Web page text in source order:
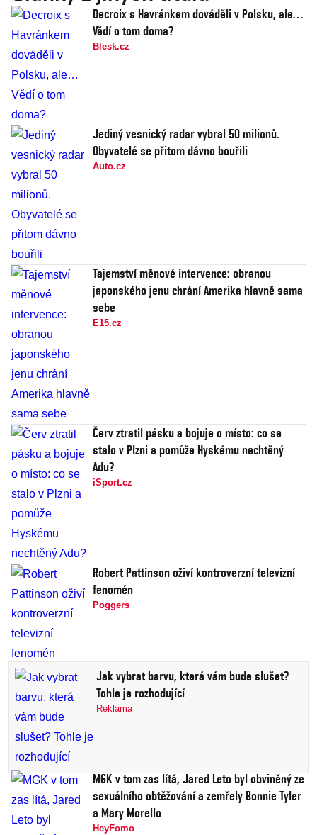
Decroix s Havránkem dováděli v Polsku, ale…
Vědí o tom doma?
Blesk.cz
Jediný vesnický radar vybral 50 milionů.
Obyvatelé se přitom dávno bouřili
Auto.cz
Tajemství měnové intervence: obranou
japonského jenu chrání Amerika hlavně sama
sebe
E15.cz
Červ ztratil pásku a bojuje o místo: co se
stalo v Plzni a pomůže Hyskému nechtěný
Adu?
iSport.cz
Robert Pattinson oživí kontroverzní televizní
fenomén
Poggers
Jak vybrat barvu, která vám bude slušet?
Tohle je rozhodující
Reklama
MGK v tom zas lítá, Jared Leto byl obviněný ze
sexuálního obtěžování a zemřely Bonnie Tyler
a Mary Morello
HeyFomo